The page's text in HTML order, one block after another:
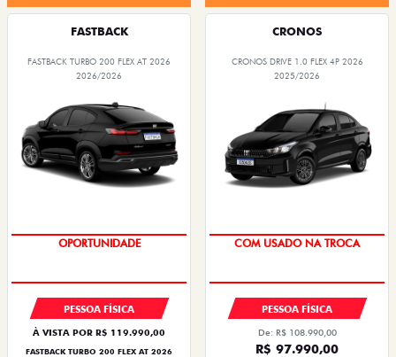
FASTBACK
FASTBACK TURBO 200 FLEX AT 2026
2026/2026
OPORTUNIDADE
PESSOA FÍSICA
À VISTA POR R$ 119.990,00
FASTBACK TURBO 200 FLEX AT 2026
CRONOS
CRONOS DRIVE 1.0 FLEX 4P 2026
2025/2026
COM USADO NA TROCA
PESSOA FÍSICA
De: R$ 108.990,00
R$ 97.990,00